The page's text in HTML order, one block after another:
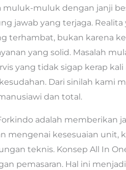
muluk-muluk dengan janji
jawab yang terjaga. Realita
terhambat, bukan karena
yang solid. Masalah
yang tidak sigap kerap
Dari sinilah kami
dan total.
adalah memberikan
mengenai kesesuaian unit,
teknis. Konsep All In
pemasaran. Hal ini